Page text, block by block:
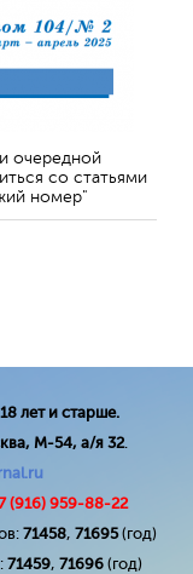
очередной
со статьями
номер"
лет и старше.
М-54, а/я 32.
(916) 959-88-22
71458, 71695(год)
71459, 71696 (год)